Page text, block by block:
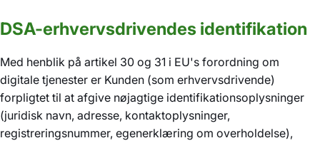
DSA-erhvervsdrivendes identifikation
Med henblik på artikel 30 og 31 i EU's forordning om
digitale tjenester er Kunden (som erhvervsdrivende)
forpligtet til at afgive nøjagtige identifikationsoplysninger
(juridisk navn, adresse, kontaktoplysninger,
registreringsnummer, egenerklæring om overholdelse),